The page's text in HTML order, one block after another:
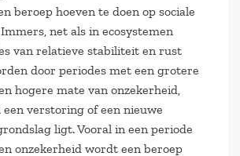
beroep hoeven te doen op sociale
net als in ecosystemen
van relatieve stabiliteit en rust
door periodes met een grotere
hogere mate van onzekerheid,
een verstoring of een nieuwe
ligt. Vooral in een periode
onzekerheid wordt een beroep